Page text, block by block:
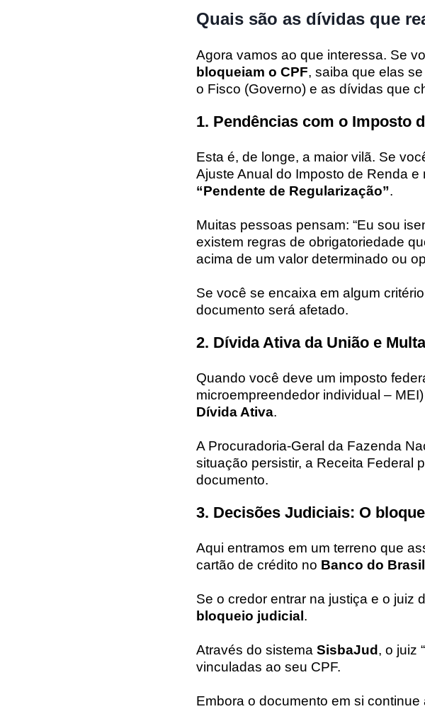
Quais são as dívidas que
Agora vamos ao que interessa. Se
bloqueiam o CPF, saiba que elas
o Fisco (Governo) e as dívidas que
1. Pendências com o Imposto
Esta é, de longe, a maior vilã. Se
Ajuste Anual do Imposto de Renda
“Pendente de Regularização”.
Muitas pessoas pensam: “Eu sou
existem regras de obrigatoriedade
acima de um valor determinado ou
Se você se encaixa em algum
documento será afetado.
2. Dívida Ativa da União e
Quando você deve um imposto
microempreendedor individual –
Dívida Ativa.
A Procuradoria-Geral da Fazenda
situação persistir, a Receita Federal
documento.
3. Decisões Judiciais: O
Aqui entramos em um terreno que
cartão de crédito no Banco do Brasil
Se o credor entrar na justiça e o juiz
bloqueio judicial.
Através do sistema SisbaJud, o juiz
vinculadas ao seu CPF.
Embora o documento em si